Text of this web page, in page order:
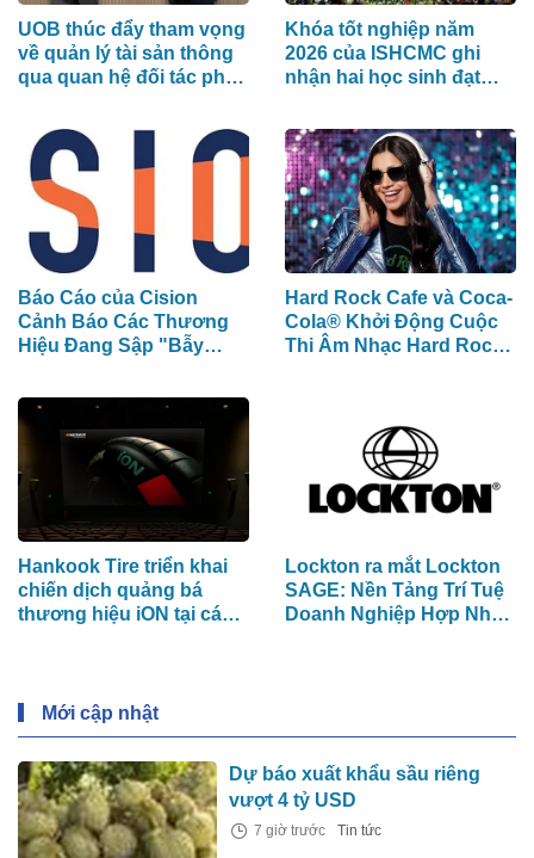
UOB thúc đẩy tham vọng
về quản lý tài sản thông
qua quan hệ đối tác phân
Allianz Global Investors
Khóa tốt nghiệp năm
2026 của ISHCMC ghi
nhận hai học sinh đạt
trung bình toàn khóa đạt
34,5
Báo Cáo của Cision
Cảnh Báo Các Thương
Hiệu Đang Sập "Bẫy
Kém
Hard Rock Cafe và Coca-
Cola® Khởi Động Cuộc
Thi Âm Nhạc Hard Rock
Hankook Tire triển khai
chiến dịch quảng bá
thương hiệu iON tại các
Lockton ra mắt Lockton
SAGE: Nền Tảng Trí Tuệ
Doanh Nghiệp Hợp Nhất
Mới cập nhật
Dự báo xuất khẩu sầu riêng
vượt 4 tỷ USD
7 giờ trước Tin tức